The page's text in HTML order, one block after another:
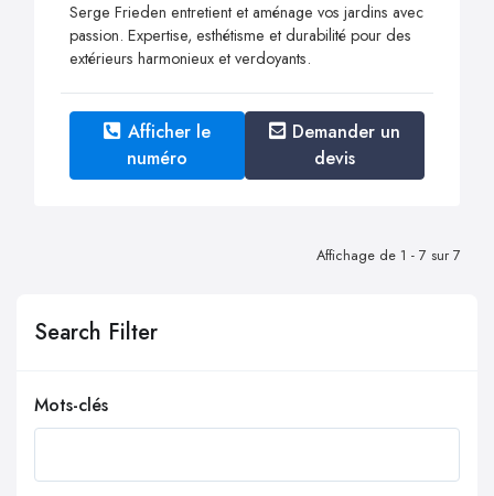
Search Filter
Mots-clés
Serge Frieden entretient et aménage vos jardins avec
passion. Expertise, esthétisme et durabilité pour des
extérieurs harmonieux et verdoyants.
Afficher le
numéro
Demander un
devis
Affichage de 1 - 7 sur 7